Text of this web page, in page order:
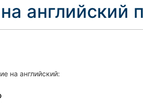
на английский: